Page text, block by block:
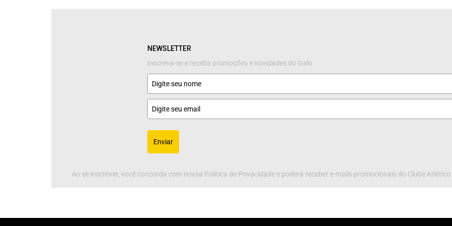
NEWSLETTER
Inscreva-se e receba promoções e novidades do Galo
Enviar
Ao se inscrever, você concorda com nossa Política de Privacidade e poderá receber e-mails promocionais do Clube Atlético